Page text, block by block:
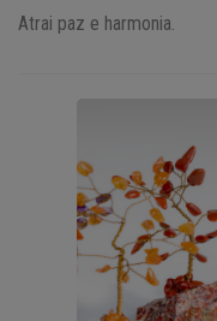
Atrai paz e harmonia.